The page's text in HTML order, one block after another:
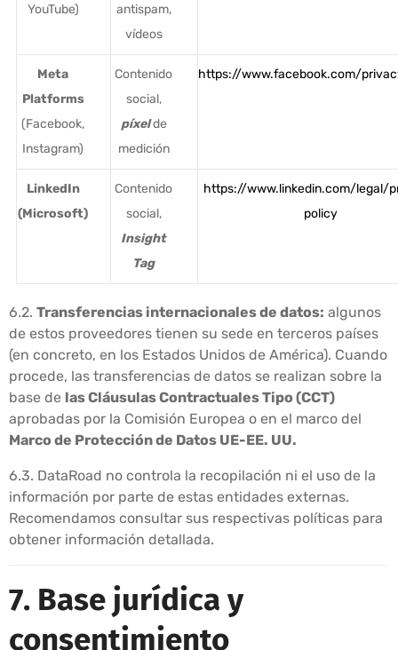
YouTube)
antispam,
vídeos
Meta
Platforms
(Facebook,
Instagram)
Contenido
social,
píxelde
medición
https://www.facebook.com/
LinkedIn
(Microsoft)
Contenido
social,
Insight
Tag
https://www.linkedin.com/legal/
policy
6.2. Transferencias internacionales de datos: algunos
de estos proveedores tienen su sede en terceros países
(en concreto, en los Estados Unidos de América). Cuando
procede, las transferencias de datos se realizan sobre la
base de las Cláusulas Contractuales Tipo (CCT)
aprobadas por la Comisión Europea o en el marco del
Marco de Protección de Datos UE-EE. UU.
6.3. DataRoad no controla la recopilación ni el uso de la
información por parte de estas entidades externas.
Recomendamos consultar sus respectivas políticas para
obtener información detallada.
7. Base jurídica y
consentimiento